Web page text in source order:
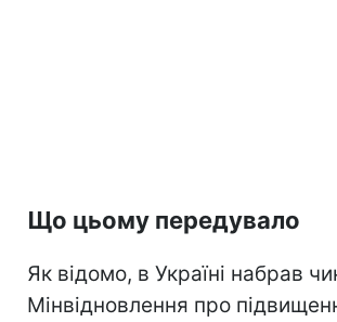
Що цьому передувало
Як відомо, в Україні набрав
Мінвідновлення про